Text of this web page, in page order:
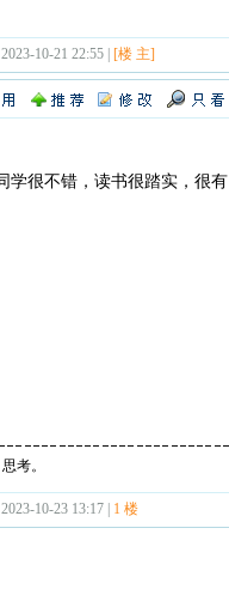
10-21 22:55 | [楼 主]
学很不错，读书很踏实，很
考。
10-23 13:17 | 1 楼